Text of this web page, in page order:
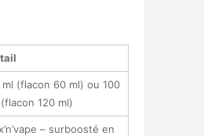
ml (flacon 60 ml) ou 100
120 ml)
– surboosté en